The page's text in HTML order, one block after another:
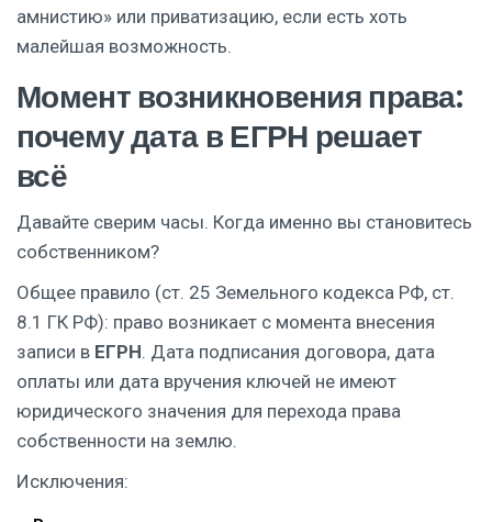
амнистию» или приватизацию, если есть хоть
малейшая возможность.
Момент возникновения права:
почему дата в ЕГРН решает
всё
Давайте сверим часы. Когда именно вы становитесь
собственником?
Общее правило (ст. 25 Земельного кодекса РФ, ст.
8.1 ГК РФ): право возникает с момента внесения
записи в ЕГРН. Дата подписания договора, дата
оплаты или дата вручения ключей не имеют
юридического значения для перехода права
собственности на землю.
Исключения: